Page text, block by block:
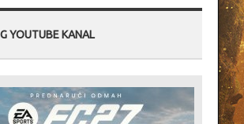
YOUTUBE KANAL